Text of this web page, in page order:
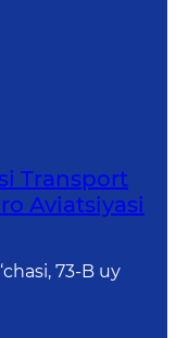
Transport
Aviatsiyasi
73-B uу